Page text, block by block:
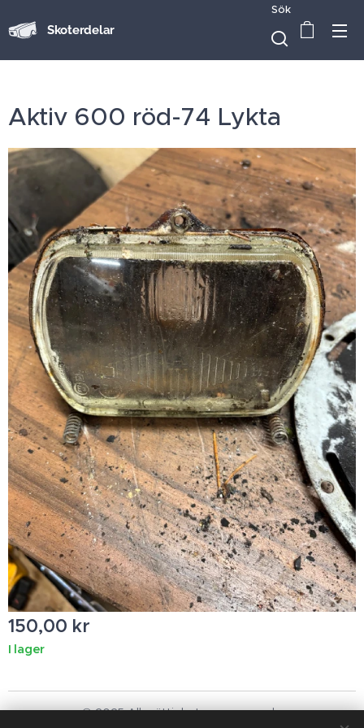
Skoterdelar
Sök
Aktiv 600 röd-74 Lykta
150,00 kr
I lager
© 2025 Alla rättigheter reserverade